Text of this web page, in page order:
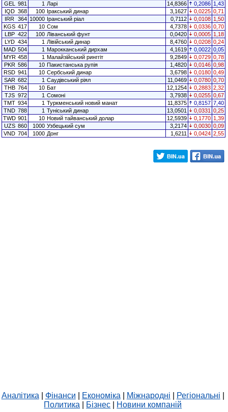
GEL
981 1 Ларі 14,8366 0,2086 1,43
IQD 368 100 Іракський динар 3,1627 0,0225 0,71
IRR 364 10000 Іранський ріал 0,7112 0,0108 1,50
KGS 417 10 Сом 4,7378 0,0336 0,70
LBP 422 100 Ліванський фунт 0,0420 0,0005 1,18
LYD 434 1 Лівійський динар 8,4760 0,0208 0,24
MAD 504 1 Марокканський дирхам 4,1619 0,0022 0,05
MYR 458 1 Малайзійський ринггіт 9,2849 0,0729 0,78
PKR 586 10 Пакистанська рупія 1,4820 0,0146 0,98
RSD 941 10 Сербський динар 3,6798 0,0180 0,49
SAR 682 1 Саудівський ріял 11,0469 0,0780 0,70
THB 764 10 Бат 12,1254 0,2883 2,32
TJS 972 1 Сомоні 3,7938 0,0255 0,67
TMT 934 1 Туркменський новий манат 11,8375 0,8157 7,40
TND 788 1 Туніський динар 13,0501 0,0331 0,25
TWD 901 10 Новий тайванський долар 12,5939 0,1770 1,39
UZS 860 1000 Узбецький сум 3,2174 0,0030 0,09
VND 704 1000 Донг 1,6211 0,0424 2,55
Аналітика Фінанси Економіка Міжнародні Регіональні
Политика
Бізнес Новини компаній